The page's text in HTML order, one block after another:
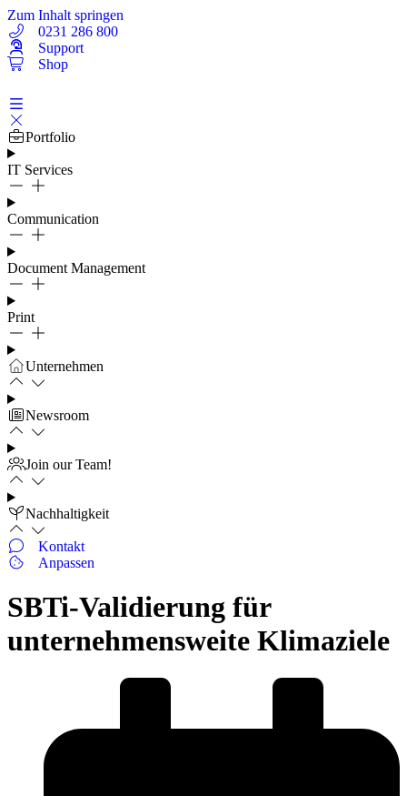
Zum Inhalt springen
0231 286 800
Support
Shop
Portfolio
IT Services
Communication
Document Management
Print
Unternehmen
Newsroom
Join our Team!
Nachhaltigkeit
Kontakt
Anpassen
SBTi-Validierung für
unternehmensweite Klimaziele